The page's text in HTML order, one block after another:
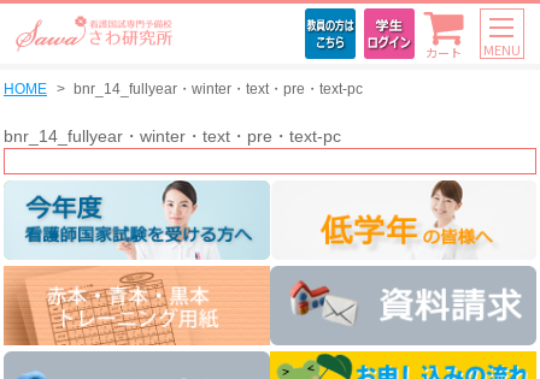
カート MENU
HOME bnr_14_fullyear・winter・text・pre・text-pc
bnr_14_fullyear・winter・text・pre・text-pc